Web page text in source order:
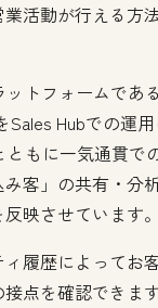
活動が行える方
ットフォームであ
Sales Hubでの運用
ともに一気通貫で
客」の共有・分
映させています。
ィ履歴によってお
点を確認できま